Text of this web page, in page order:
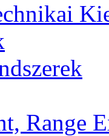
Range